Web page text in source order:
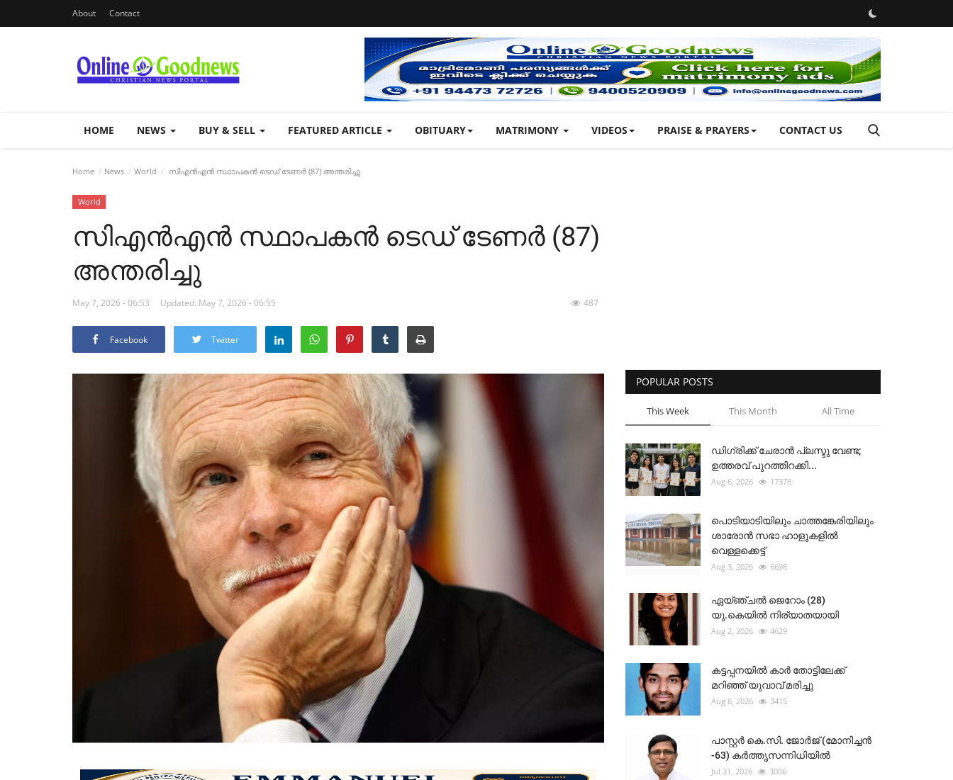
About Contact
HOME NEWS BUY & SELL FEATURED ARTICLE OBITUARY MATRIMONY VIDEOS PRAISE & PRAYERS CONTACT US
Home News World സിഎൻഎൻ സ്ഥാപകൻ ടെഡ് ടേണർ (87) അന്തരിച്ചു
World
സിഎൻഎൻ സ്ഥാപകൻ ടെഡ് ടേണർ (87)
അന്തരിച്ചു
May 7, 2026 - 06:53 Updated: May 7, 2026 - 06:55 487
Facebook Twitter
POPULAR POSTS
This Week This Month All Time
ഡിഗ്രിക്ക് ചേരാന്‍ പ്ലസ്ടു വേണ്ട;
ഉത്തരവ് പുറത്തിറക്കി...
Aug 6, 2026 17378
പൊടിയാടിയിലും ചാത്തങ്കേരിയിലും
ശാരോൻ സഭാ ഹാളുകളിൽ
വെള്ളക്കെട്ട്
Aug 3, 2026 6698
ഏയ്ഞ്ചൽ ജെറോം (28)
യു.കെയിൽ നിര്യാതയായി
Aug 2, 2026 4629
കട്ടപ്പനയിൽ കാർ തോട്ടിലേക്ക്
മറിഞ്ഞ് യുവാവ് മരിച്ചു
Aug 6, 2026 3415
പാസ്റ്റർ കെ.സി. ജോർജ് (മോനിച്ചൻ
-63) കർത്തൃസന്നിധിയിൽ
Jul 31, 2026 3006